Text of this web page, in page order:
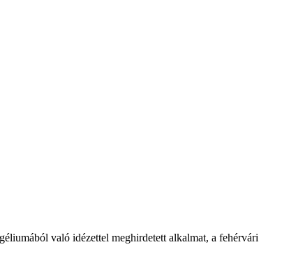
való idézettel meghirdetett alkalmat, a fehérvári